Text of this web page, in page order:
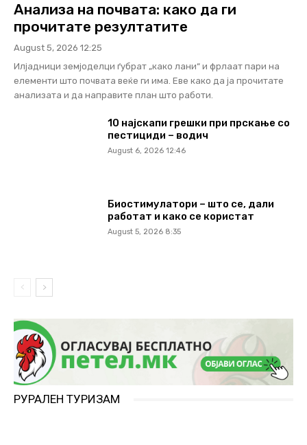
Анализа на почвата: како да ги
прочитате резултатите
August 5, 2026 12:25
Илјадници земјоделци ѓубрат „како лани“ и фрлаат пари на
елементи што почвата веќе ги има. Еве како да ја прочитате
анализата и да направите план што работи.
10 најскапи грешки при прскање со
пестициди – водич
August 6, 2026 12:46
Биостимулатори – што се, дали
работат и како се користат
August 5, 2026 8:35
РУРАЛЕН ТУРИЗАМ